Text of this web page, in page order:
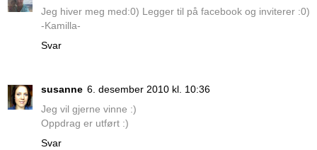
Jeg hiver meg med:0) Legger til på facebook og inviterer :0)
-Kamilla-
Svar
susanne 6. desember 2010 kl. 10:36
Jeg vil gjerne vinne :)
Oppdrag er utført :)
Svar